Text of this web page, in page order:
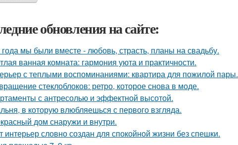
обновления на сайте:
мы были вместе - любовь, страсть, планы на свадьбу.
ванная комната: гармония уюта и практичности.
с теплыми воспоминаниями: квартира для пожилой пары.
стеклоблоков: ретро, которое снова в моде.
с антресолью и эффектной высотой.
в которую влюбляешься с первого взгляда.
дом снаружи и внутри.
интерьер словно создан для спокойной жизни без спешки.